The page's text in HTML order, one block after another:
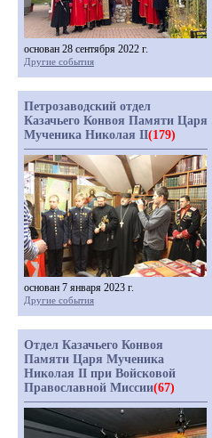
основан 28 сентября 2022 г.
Другие события
Петрозаводский отдел
Казачьего Конвоя Памяти Царя
Мученика Николая II(179)
основан 7 января 2023 г.
Другие события
Отдел Казачьего Конвоя
Памяти Царя Мученика
Николая II при Войсковой
Православной Миссии(67)